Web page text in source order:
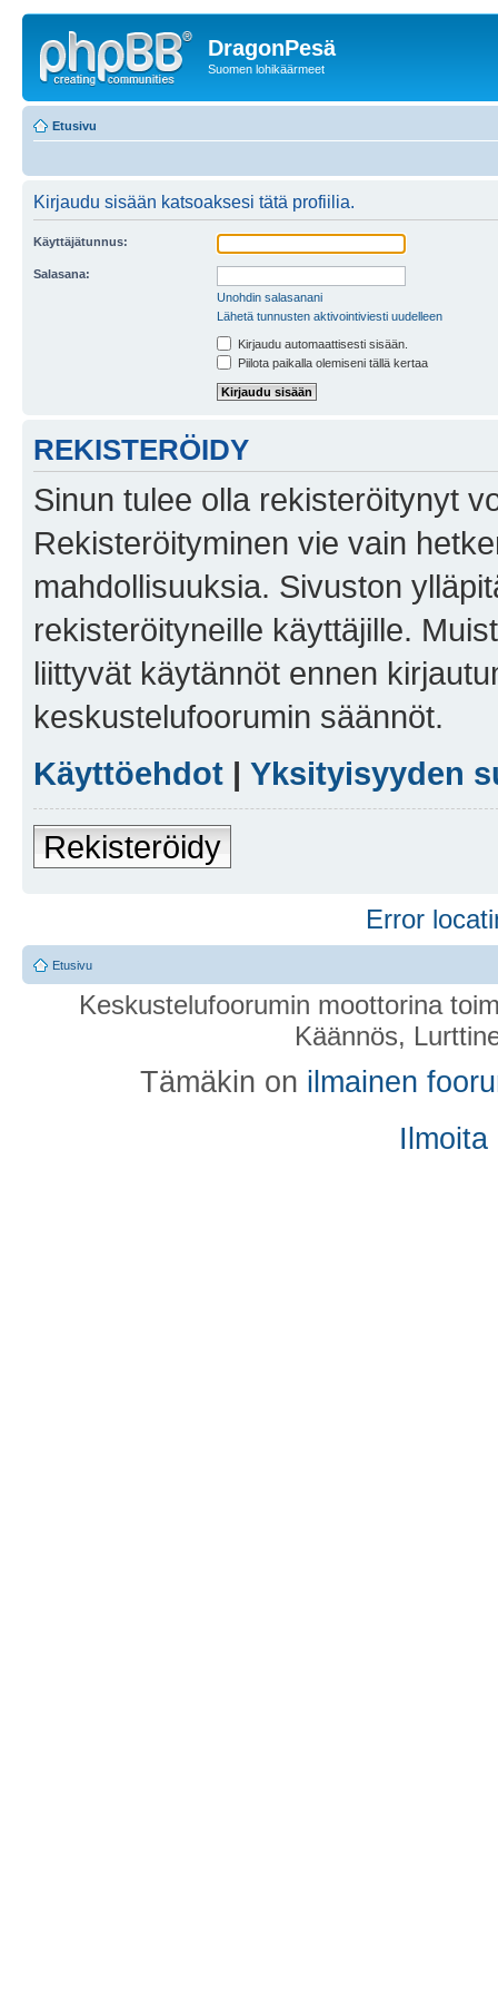
DragonPesä
Suomen lohikäärmeet
Etusivu
Kirjaudu sisään katsoaksesi tätä profiilia.
Käyttäjätunnus:
Salasana:
Unohdin salasanani
Lähetä tunnusten aktivointiviesti uudelleen
Kirjaudu automaattisesti sisään.
Piilota paikalla olemiseni tällä kertaa
REKISTERÖIDY
Sinun tulee olla rekisteröitynyt
Rekisteröityminen vie vain
mahdollisuuksia. Sivuston
rekisteröityneille käyttäjille.
liittyvät käytännöt ennen
keskustelufoorumin säännöt.
Käyttöehdot | Yksityisyyden
Rekisteröidy
Error
Etusivu
Keskustelufoorumin moottorina
Käännös,
Tämäkin on ilmainen